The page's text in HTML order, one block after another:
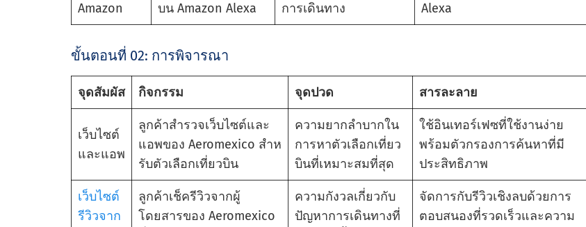
Amazon
บน Amazon Alexa
การเดินทาง
Alexa
ขั้นตอนที่ 02: การพิจารณา
จุดสัมผัส กิจกรรม จุดปวด สารละลาย
เว็บไซต์
และแอพ
ลูกค้าสํารวจเว็บไซต์และ
แอพของ Aeromexico สําห
รับตัวเลือกเที่ยวบิน
ความยากลําบากใน
การหาตัวเลือกเที่ยว
บินที่เหมาะสมที่สุด
ใช้อินเทอร์เฟซที่ใช้งานง่าย
พร้อมตัวกรองการค้นหาที่มี
ประสิทธิภาพ
เว็บไซต์
รีวิวจาก
ลูกค้าเช็ครีวิวจากผู้
โดยสารของ Aeromexico
ความกังวลเกี่ยวกับ
ปัญหาการเดินทางที่
จัดการกับรีวิวเชิงลบด้วยการ
ตอบสนองที่รวดเร็วและความ